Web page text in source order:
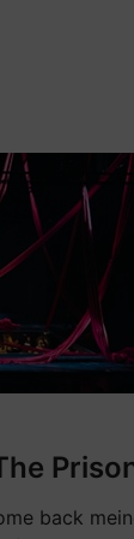
back